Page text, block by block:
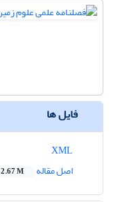
فایل ها
اصل مقاله
2.67 M